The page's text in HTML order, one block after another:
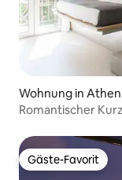
Wohnung in Athen
Romantischer
Gäste-Favorit
Gäste-Favorit